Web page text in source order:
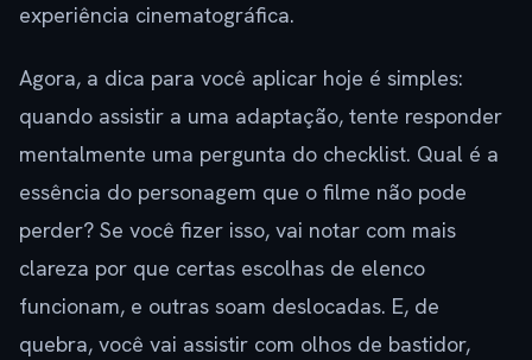
experiência cinematográfica.
Agora, a dica para você aplicar hoje é simples:
quando assistir a uma adaptação, tente responder
mentalmente uma pergunta do checklist. Qual é a
essência do personagem que o filme não pode
perder? Se você fizer isso, vai notar com mais
clareza por que certas escolhas de elenco
funcionam, e outras soam deslocadas. E, de
quebra, você vai assistir com olhos de bastidor,